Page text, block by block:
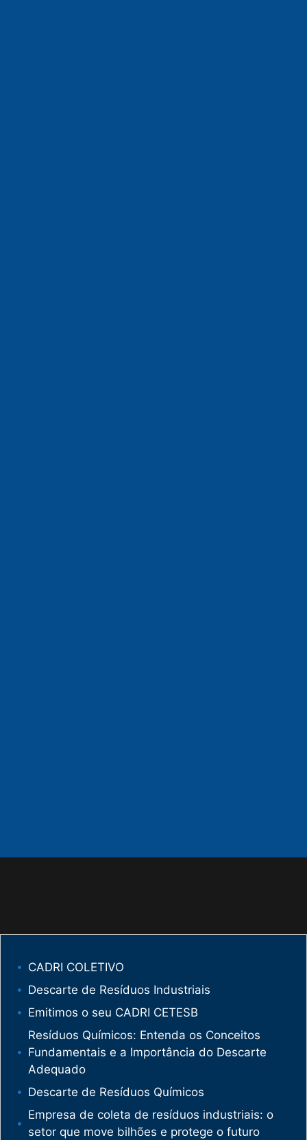
CADRI COLETIVO
Descarte de Resíduos Industriais
Emitimos o seu CADRI CETESB
Resíduos Químicos: Entenda os Conceitos
Fundamentais e a Importância do Descarte
Adequado
Descarte de Resíduos Químicos
Empresa de coleta de resíduos industriais: o
setor que move bilhões e protege o futuro